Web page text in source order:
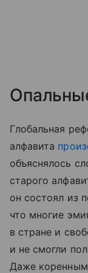
Глобальная
алфавита
объяснялось
старого
он состоял из
что многие
в стране и
и не смогли
Даже